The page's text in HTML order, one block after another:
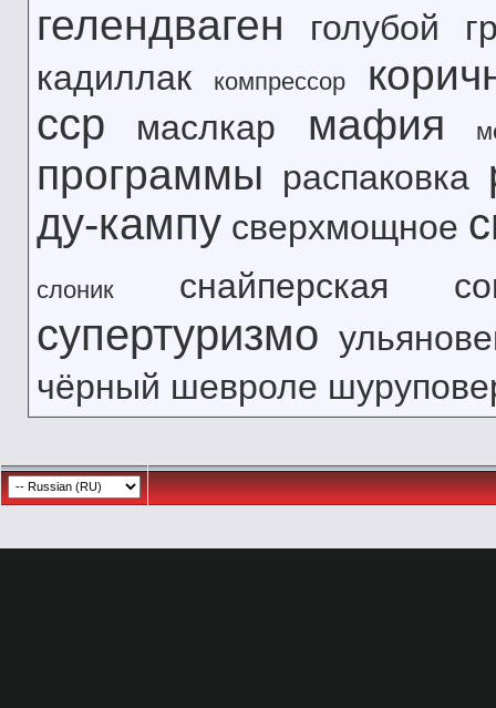
гелендваген голубой
кадиллак
компрессор
сср маслкар мафия
программы распаковка
ду-кампу сверхмощное
слоник снайперская
супертуризмо
чёрный шевроле